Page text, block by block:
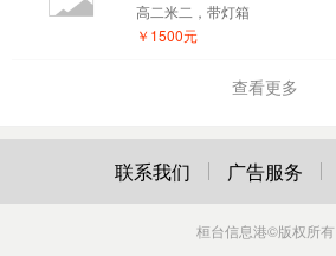
高二米二，带灯箱
￥1500元
查看更多
联系我们 广告服务
桓台信息港©版权所有